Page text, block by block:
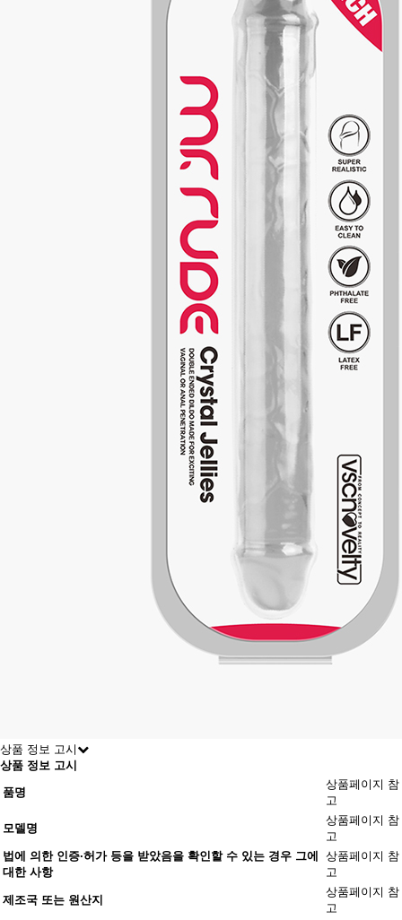
상품 정보 고시
상품 정보 고시
품명
상품페이지 참
고
모델명
상품페이지 참
고
법에 의한 인증·허가 등을 받았음을 확인할 수 있는 경우 그에
대한 사항
상품페이지 참
고
제조국 또는 원산지
상품페이지 참
고